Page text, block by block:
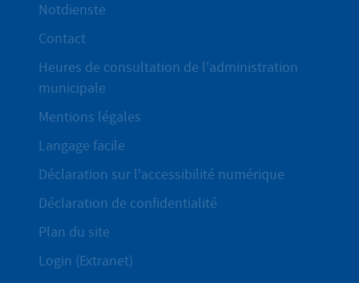
Notdienste
Contact
Heures de consultation de l'administration
municipale
Mentions légales
Langage facile
Déclaration sur l'accessibilité numérique
Déclaration de confidentialité
Plan du site
Login (Extranet)